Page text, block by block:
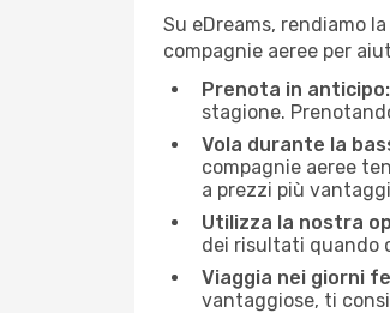
Su eDreams, rendiamo
compagnie aeree per
Prenota in anticipo:
stagione.
Vola durante la
compagnie aeree
a prezzi più
Utilizza la nostra
dei risultati quando
Viaggia nei giorni
vantaggiose, ti